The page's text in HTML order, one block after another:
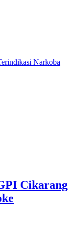
Narkoba
Cikarang